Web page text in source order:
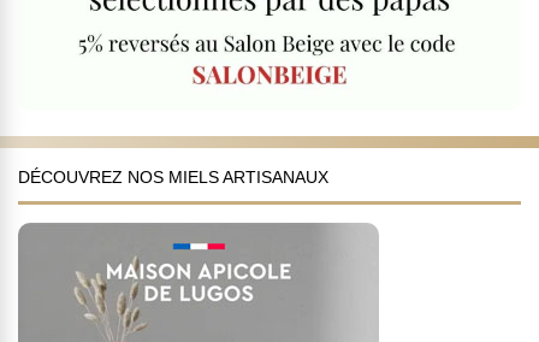
DÉCOUVREZ NOS MIELS ARTISANAUX